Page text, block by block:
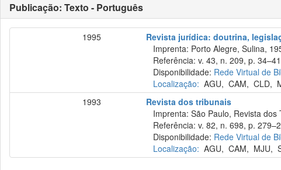
Publicação: Texto - Português
1995
Revista jurídica: doutrina,
Imprenta: Porto Alegre, Sulina,
Referência: v. 43, n. 209, p.
Disponibilidade: Rede Virtual de
Localização: AGU,CAM,CLD,
1993
Revista dos tribunais
Imprenta: São Paulo, Revista dos
Referência: v. 82, n. 698, p.
Disponibilidade: Rede Virtual de
Localização: AGU,CAM, MJU,